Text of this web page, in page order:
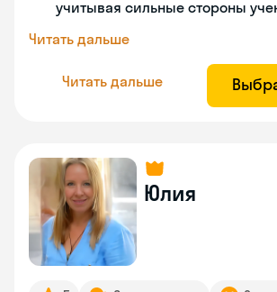
учитывая сильные стороны
Читать дальше
Читать дальше
Юлия